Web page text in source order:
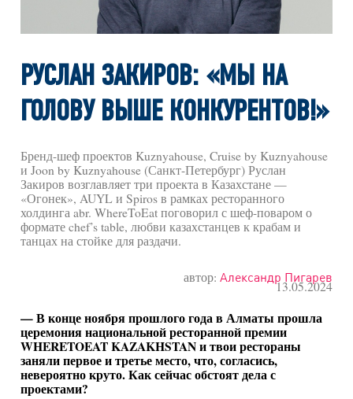
РУСЛАН ЗАКИРОВ: «МЫ НА
ГОЛОВУ ВЫШЕ КОНКУРЕНТОВ!»
Бренд-шеф проектов Kuznyahouse, Cruise by Kuznyahouse
и Joon by Kuznyahouse (Санкт-Петербург) Руслан
Закиров возглавляет три проекта в Казахстане —
«Огонек», AUYL и Spiros в рамках ресторанного
холдинга abr. WhereToEat поговорил с шеф-поваром о
формате chef’s table, любви казахстанцев к крабам и
танцах на стойке для раздачи.
автор: Александр Пигарев
13.05.2024
— В конце ноября прошлого года в Алматы прошла
церемония национальной ресторанной премии
WHERETOEAT KAZAKHSTAN и твои рестораны
заняли первое и третье место, что, согласись,
невероятно круто. Как сейчас обстоят дела с
проектами?